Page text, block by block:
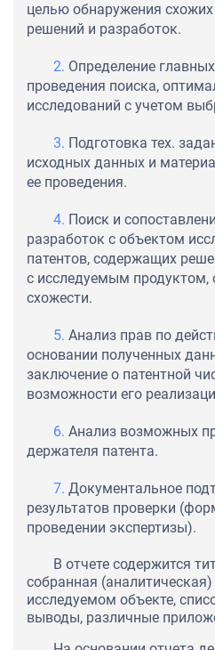
целью обнаружения схожих
решений и разработок.
Определение
проведения поиска,
исследований с учетом
Подготовка тех.
исходных данных и
ее проведения.
Поиск и
разработок с объектом
патентов, содержащих
с исследуемым продуктом,
схожести.
Анализ прав по
основании полученных
заключение о патентной
возможности его
Анализ возможных
держателя патента.
Документальное
результатов проверки
проведении экспертизы).
В отчете содержится
собранная
исследуемом объекте,
выводы, различные